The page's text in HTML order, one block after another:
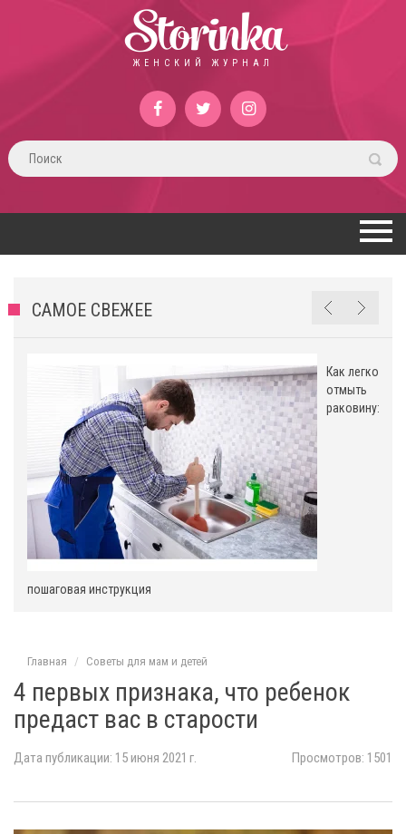
Storinka
ЖЕНСКИЙ ЖУРНАЛ
САМОЕ СВЕЖЕЕ
Как легко
отмыть
раковину:
пошаговая инструкция
Главная Советы для мам и детей
4 первых признака, что ребенок
предаст вас в старости
Дата публикации: 15 июня 2021 г. Просмотров: 1501